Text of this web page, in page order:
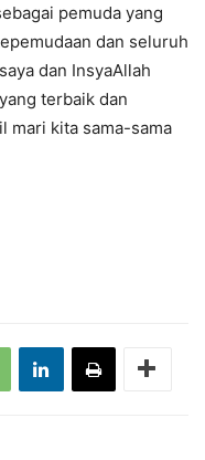
pemuda yang
dan seluruh
dan InsyaAllah
terbaik dan
mari kita sama-sama